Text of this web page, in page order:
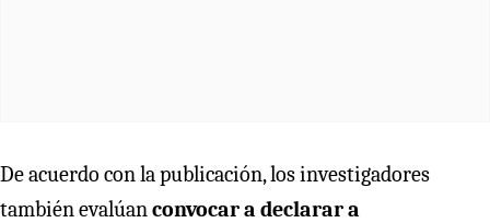
De acuerdo con la publicación, los investigadores
también evalúanconvocar a declarar a